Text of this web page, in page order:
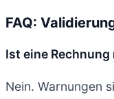
FAQ:
Ist eine
Nein. Warnungen